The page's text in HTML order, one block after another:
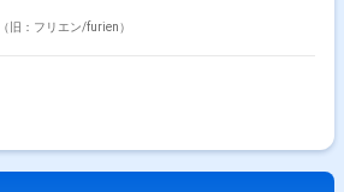
旧：フリエン/furien）